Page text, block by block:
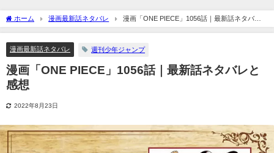
ホーム 漫画最新話ネタバレ
漫画「ONE PIECE」1056話｜最新話ネタバレ
と感想
漫画最新話ネタバレ 週刊少年ジャンプ
漫画「ONE PIECE」1056話｜最新話ネタバレと
感想
2022年8月23日